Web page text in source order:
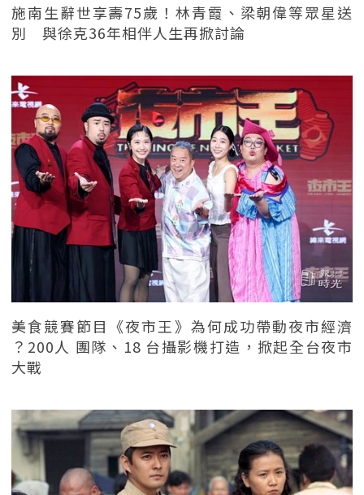
施南生辭世享壽75歲！林青霞、梁朝偉等眾星送
別 與徐克36年相伴人生再掀討論
美食競賽節目《夜市王》為何成功帶動夜市經濟
？200人 團隊、18 台攝影機打造，掀起全台夜市
大戰